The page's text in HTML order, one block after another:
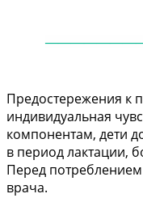
——————
Предостережения к
индивидуальная
компонентам, дети
в период лактации,
Перед
врача.